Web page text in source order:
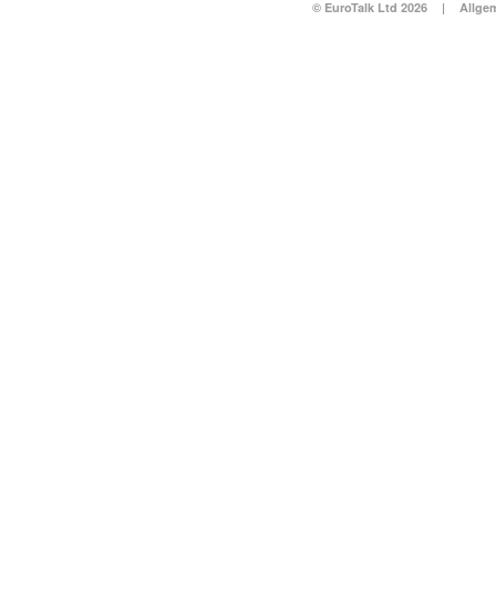
© EuroTalk Ltd 2026 |